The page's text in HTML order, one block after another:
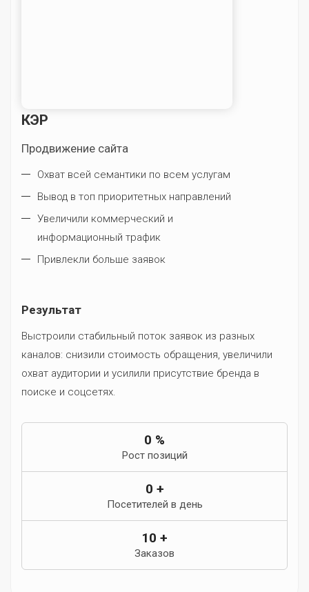
КЭР
Продвижение сайта
Охват всей семантики по всем услугам
Вывод в топ приоритетных направлений
Увеличили коммерческий и
информационный трафик
Привлекли больше заявок
Результат
Выстроили стабильный поток заявок из разных
каналов: снизили стоимость обращения, увеличили
охват аудитории и усилили присутствие бренда в
поиске и соцсетях.
0 %
Рост позиций
0 +
Посетителей в день
10 +
Заказов